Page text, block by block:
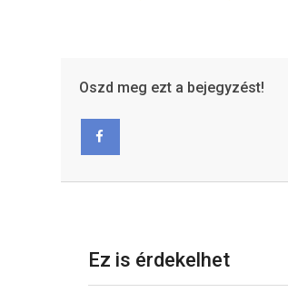
Oszd meg ezt a bejegyzést!
Ez is érdekelhet